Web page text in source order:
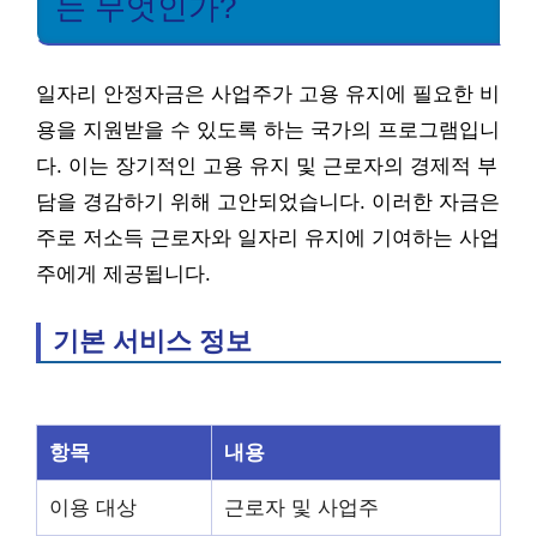
는 무엇인가?
일자리 안정자금은 사업주가 고용 유지에 필요한 비
용을 지원받을 수 있도록 하는 국가의 프로그램입니
다. 이는 장기적인 고용 유지 및 근로자의 경제적 부
담을 경감하기 위해 고안되었습니다. 이러한 자금은
주로 저소득 근로자와 일자리 유지에 기여하는 사업
주에게 제공됩니다.
기본 서비스 정보
항목 내용
이용 대상 근로자 및 사업주